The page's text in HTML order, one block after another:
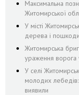
Максимальна
Житомирської
У місті
дерева і
Житомирська
ураження ворога
У селі
молодих
виявили